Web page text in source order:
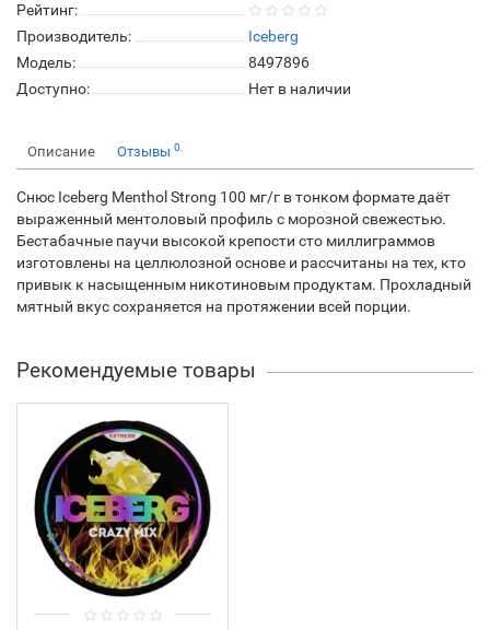
Рейтинг:
Производитель:
Iceberg
Модель:
8497896
Доступно:
Нет в наличии
Описание Отзывы 0
Снюс Iceberg Menthol Strong 100 мг/г в тонком формате даёт
выраженный ментоловый профиль с морозной свежестью.
Бестабачные паучи высокой крепости сто миллиграммов
изготовлены на целлюлозной основе и рассчитаны на тех, кто
привык к насыщенным никотиновым продуктам. Прохладный
мятный вкус сохраняется на протяжении всей порции.
Рекомендуемые товары